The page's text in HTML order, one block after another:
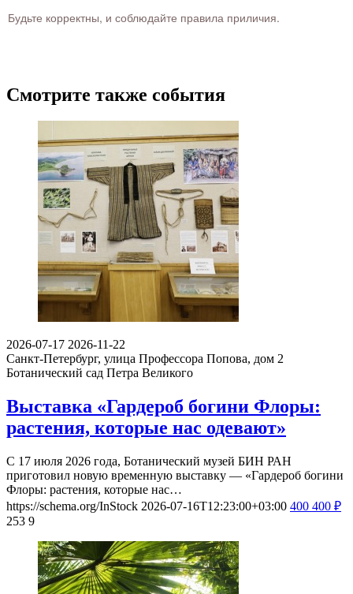
Будьте корректны, и соблюдайте правила приличия.
Смотрите также события
2026-07-17 2026-11-22
Санкт-Петербург, улица Профессора Попова, дом 2
Ботанический сад Петра Великого
Выставка «Гардероб богини Флоры:
растения, которые нас одевают»
С 17 июля 2026 года, Ботанический музей БИН РАН
приготовил новую временную выставку — «Гардероб богини
Флоры: растения, которые нас…
https://schema.org/InStock 2026-07-16T12:23:00+03:00 400 400 ₽
253 9